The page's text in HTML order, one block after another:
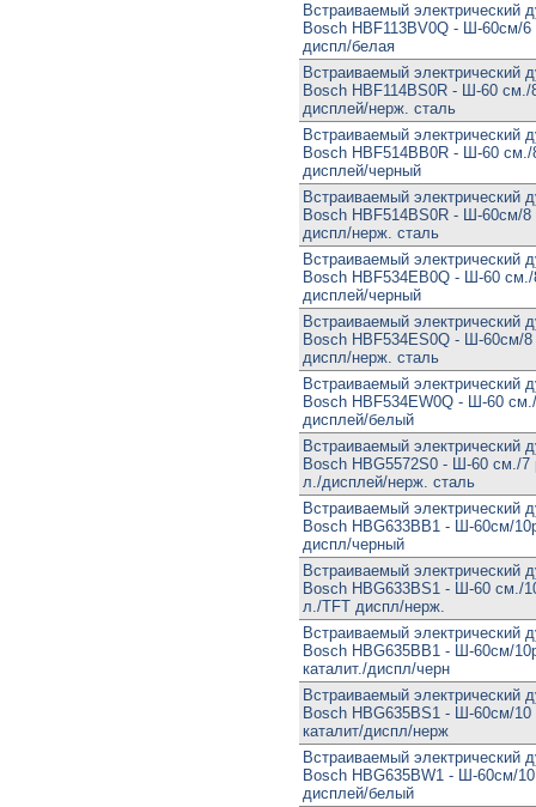
Встраиваемый электрический
Bosch HBF113BV0Q - Ш-60см/
диспл/белая
Встраиваемый электрический
Bosch HBF114BS0R - Ш-60
дисплей/нерж. сталь
Встраиваемый электрический
Bosch HBF514BB0R - Ш-60
дисплей/черный
Встраиваемый электрический
Bosch HBF514BS0R - Ш-60см/
диспл/нерж. сталь
Встраиваемый электрический
Bosch HBF534EB0Q - Ш-60
дисплей/черный
Встраиваемый электрический
Bosch HBF534ES0Q - Ш-60см/
диспл/нерж. сталь
Встраиваемый электрический
Bosch HBF534EW0Q - Ш-60
дисплей/белый
Встраиваемый электрический
Bosch HBG5572S0 - Ш-60 см./7
л./дисплей/нерж. сталь
Встраиваемый электрический
Bosch HBG633BB1 - Ш-60см/
диспл/черный
Встраиваемый электрический
Bosch HBG633BS1 - Ш-60 см./
л./TFT диспл/нерж.
Встраиваемый электрический
Bosch HBG635BB1 - Ш-60см/
каталит./диспл/черн
Встраиваемый электрический
Bosch HBG635BS1 - Ш-60см/10
каталит/диспл/нерж
Встраиваемый электрический
Bosch HBG635BW1 - Ш-60см/
дисплей/белый